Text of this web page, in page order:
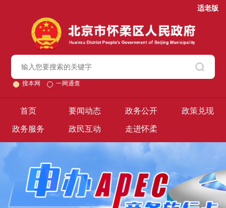
适老版
搜本网 一网通查
首页 要闻动态 政务公开 政策兑现
政务服务 政民互动 走进怀柔